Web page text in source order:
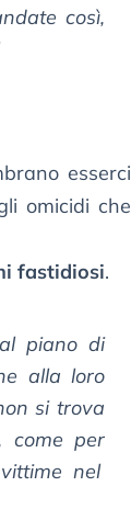
così,
esserci
omicidi che
fastidiosi.
piano di
alla loro
si trova
come per
nel